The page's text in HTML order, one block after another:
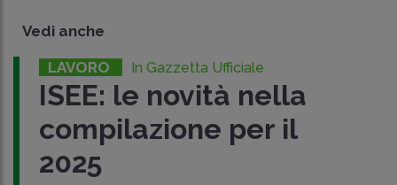
Vedi anche
LAVORO In Gazzetta Ufficiale
ISEE: le novità nella
compilazione per il
2025